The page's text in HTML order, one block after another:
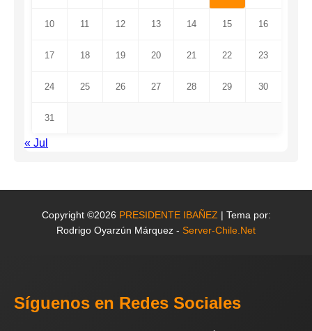
10 11 12 13 14 15 16
17 18 19 20 21 22 23
24 25 26 27 28 29 30
31
« Jul
Copyright ©2026 PRESIDENTE IBAÑEZ | Tema por:
Rodrigo Oyarzún Márquez - Server-Chile.Net
Síguenos en Redes Sociales